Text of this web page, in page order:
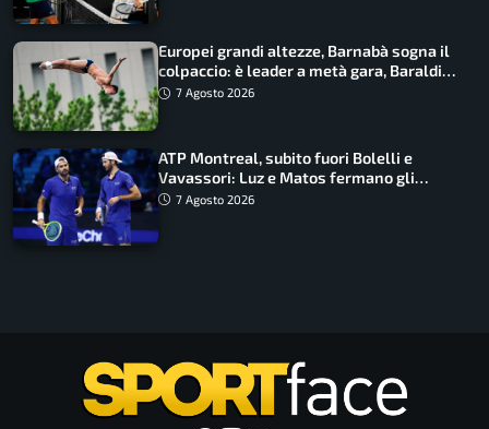
Europei grandi altezze, Barnabà sogna il
colpaccio: è leader a metà gara, Baraldi
ancora in corsa
7 Agosto 2026
ATP Montreal, subito fuori Bolelli e
Vavassori: Luz e Matos fermano gli
azzurri
7 Agosto 2026